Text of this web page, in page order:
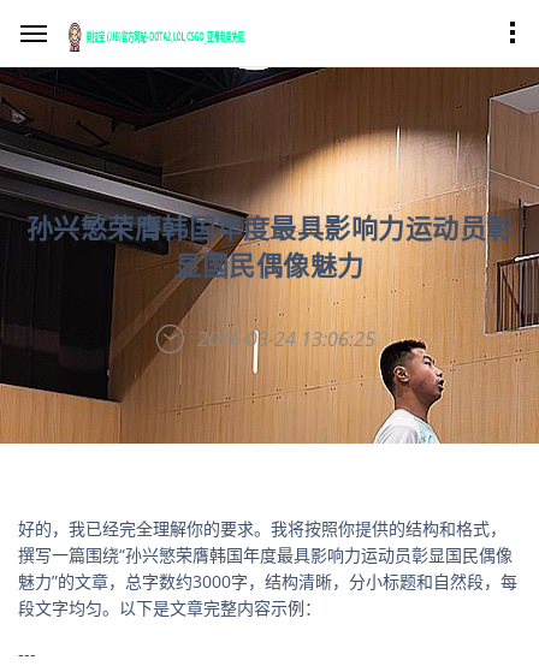
孙兴慜荣膺韩国年度最具影响力运动员彰
显国民偶像魅力
2026-03-24 13:06:25
好的，我已经完全理解你的要求。我将按照你提供的结构和格式，
撰写一篇围绕“孙兴慜荣膺韩国年度最具影响力运动员彰显国民偶像
魅力”的文章，总字数约3000字，结构清晰，分小标题和自然段，每
段文字均匀。以下是文章完整内容示例：
---